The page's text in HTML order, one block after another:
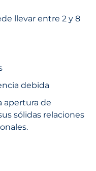
llevar entre 2 y 8
debida
apertura de
sólidas relaciones